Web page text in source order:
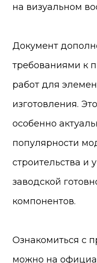
на визуальном
Документ
требованиями к
работ для
изготовления.
особенно
популярности
строительства и
заводской
компонентов.
Ознакомиться с
можно на